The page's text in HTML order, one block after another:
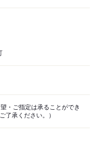
・ご指定は承ることができ
了承ください。）